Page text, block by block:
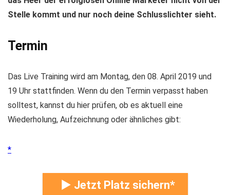
Stelle kommt und nur noch deine Schlusslichter sieht.
Termin
Das Live Training wird am Montag, den 08. April 2019 und
19 Uhr stattfinden. Wenn du den Termin verpasst haben
solltest, kannst du hier prüfen, ob es aktuell eine
Wiederholung, Aufzeichnung oder ähnliches gibt:
► Jetzt Platz sichern